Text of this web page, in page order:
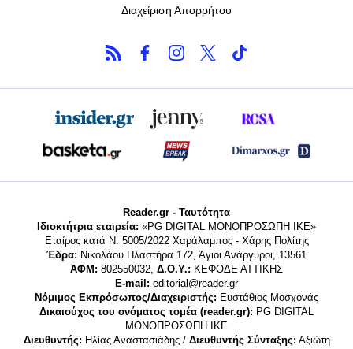
Διαχείριση Απορρήτου
Reader.gr - Ταυτότητα
Ιδιοκτήτρια εταιρεία: «PG DIGITAL MONΟΠΡΟΣΩΠΗ ΙΚΕ»
Εταίρος κατά Ν. 5005/2022 Χαράλαμπος - Χάρης Πολίτης
Έδρα: Νικολάου Πλαστήρα 172, Άγιοι Ανάργυροι, 13561
ΑΦΜ: 802550032, Δ.Ο.Υ.: ΚΕΦΟΔΕ ΑΤΤΙΚΗΣ
E-mail: editorial@reader.gr
Νόμιμος Εκπρόσωπος/Διαχειριστής: Ευστάθιος Μοσχονάς
Δικαιούχος του ονόματος τομέα (reader.gr): PG DIGITAL
MONΟΠΡΟΣΩΠΗ ΙΚΕ
Διευθυντής: Ηλίας Αναστασιάδης / Διευθυντής Σύνταξης: Αξιώτη